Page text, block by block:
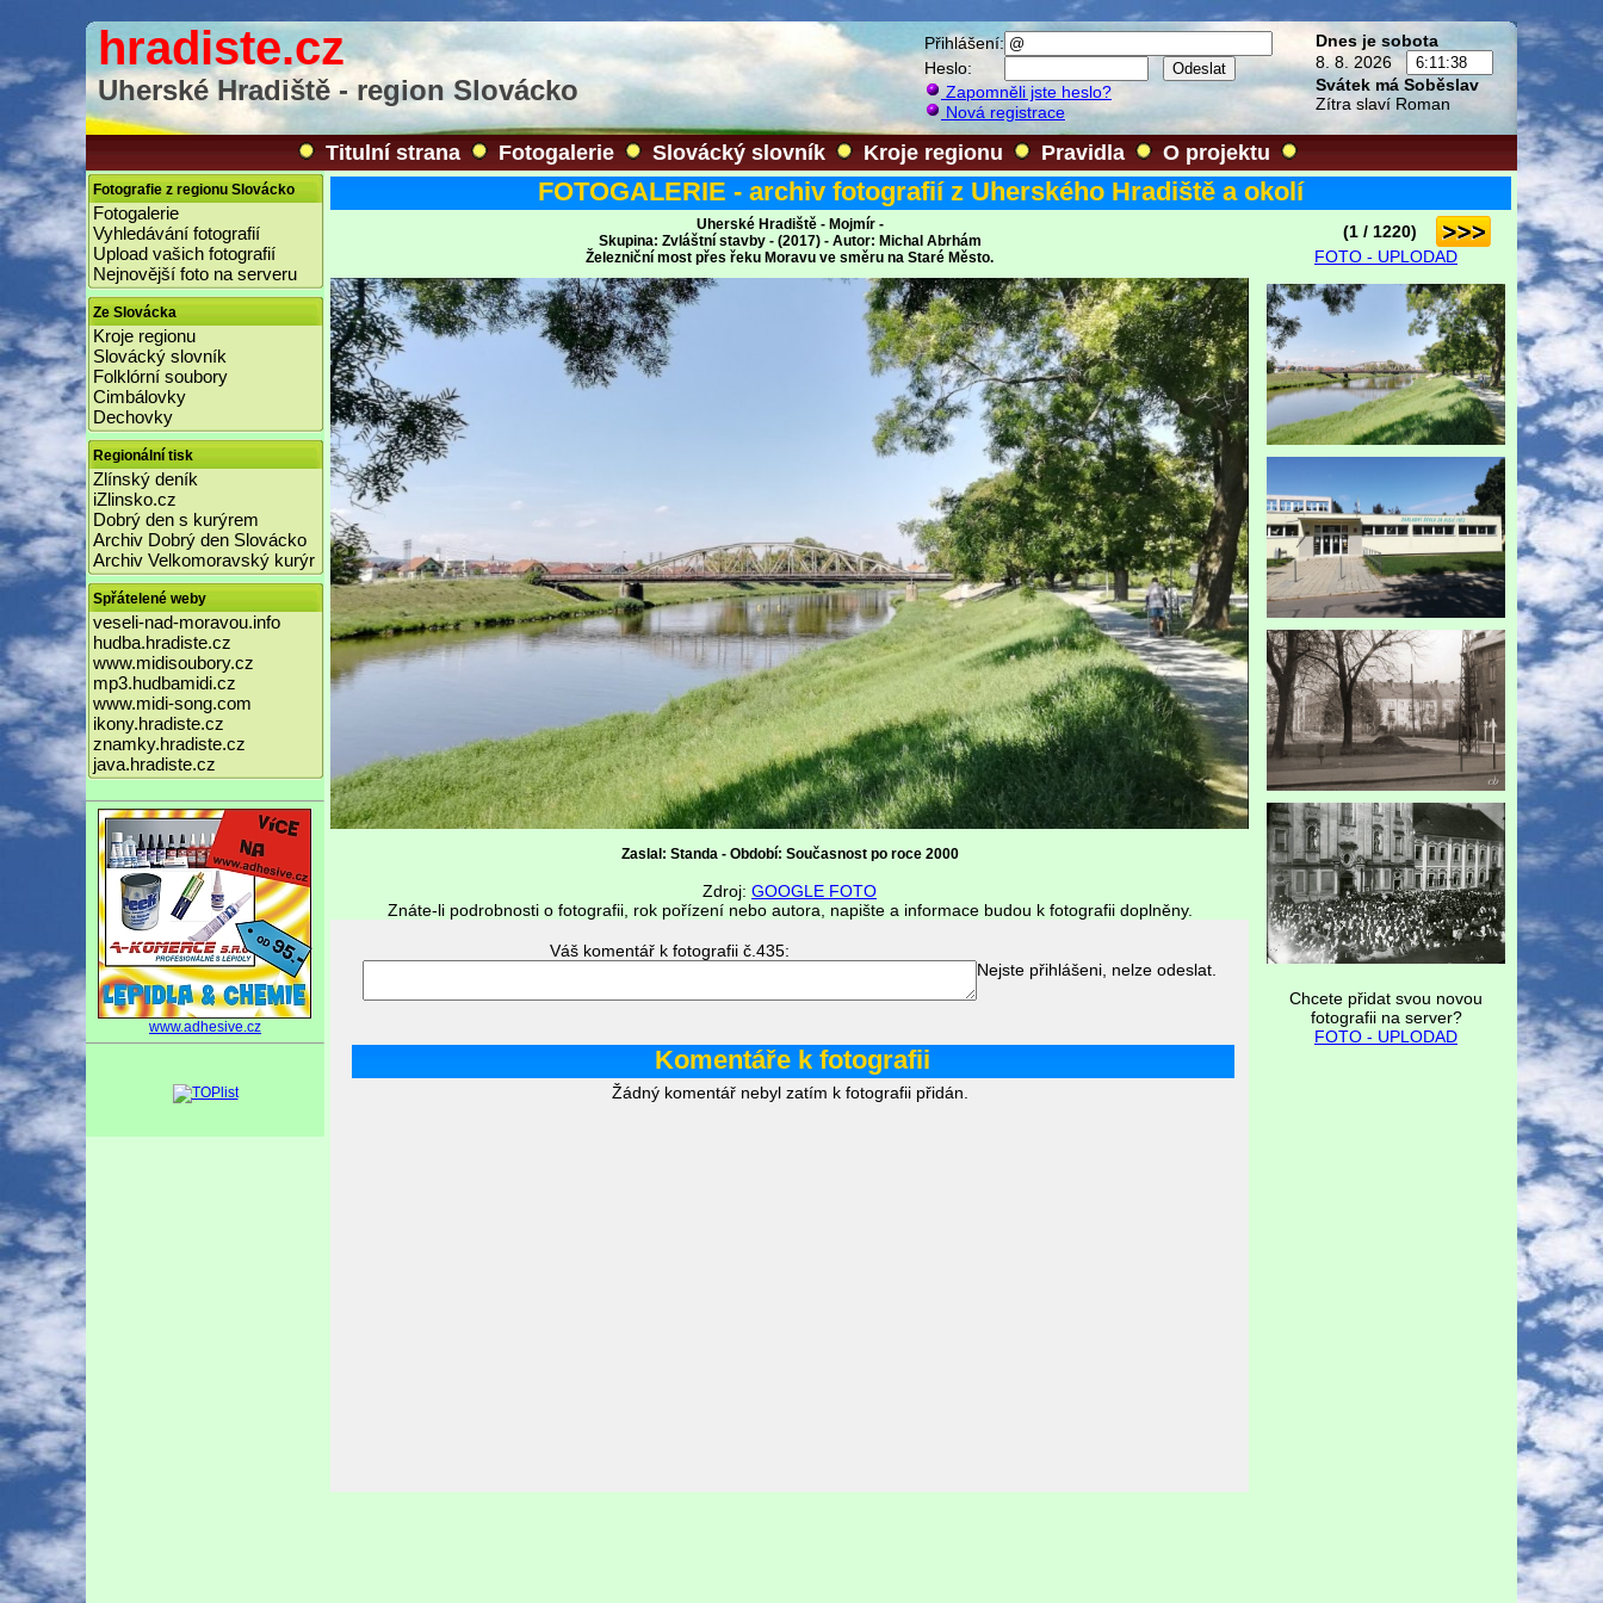
Přihlášení:
Heslo:
Zapomněli jste heslo?
Nová registrace
Dnes je sobota
8. 8. 2026
Svátek má Soběslav
Zítra slaví Roman
hradiste.cz
Uherské Hradiště - region Slovácko
Titulní strana Fotogalerie Slovácký slovník Kroje regionu Pravidla O projektu
Fotografie z regionu Slovácko
Fotogalerie
Vyhledávání fotografií
Upload vašich fotografií
Nejnovější foto na serveru
Ze Slovácka
Kroje regionu
Slovácký slovník
Folklórní soubory
Cimbálovky
Dechovky
Regionální tisk
Zlínský deník
iZlinsko.cz
Dobrý den s kurýrem
Archiv Dobrý den Slovácko
Archiv Velkomoravský kurýr
Spřátelené weby
veseli-nad-moravou.info
hudba.hradiste.cz
www.midisoubory.cz
mp3.hudbamidi.cz
www.midi-song.com
ikony.hradiste.cz
znamky.hradiste.cz
java.hradiste.cz
www.adhesive.cz
FOTOGALERIE - archiv fotografií z Uherského Hradiště a okolí
Uherské Hradiště - Mojmír -
Skupina: Zvláštní stavby - (2017) - Autor: Michal Abrhám
Železniční most přes řeku Moravu ve směru na Staré Město.
(1 / 1220)
FOTO - UPLODAD
Zaslal: Standa - Období: Současnost po roce 2000
Zdroj: GOOGLE FOTO
Znáte-li podrobnosti o fotografii, rok pořízení nebo autora, napište a informace budou k fotografii doplněny.
Chcete přidat svou novou
fotografii na server?
FOTO - UPLODAD